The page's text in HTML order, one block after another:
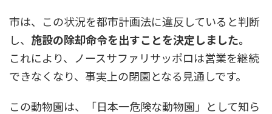
市は、この状況を都市計画法に違反していると判断
し、 施設の除却命令を出すことを決定しました。
これにより、ノースサファリサッポロは営業を継続
できなくなり、事実上の閉園となる見通しです。
この動物園は、「日本一危険な動物園」として知ら